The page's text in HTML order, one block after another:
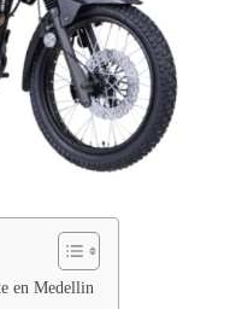
en Medellin